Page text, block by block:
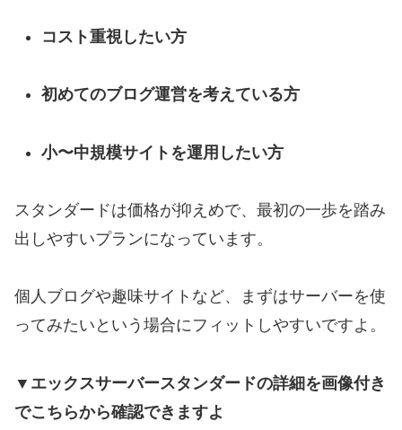
コスト重視したい方
初めてのブログ運営を考えている方
小〜中規模サイトを運用したい方
スタンダードは価格が抑えめで、最初の一歩を踏み
出しやすいプランになっています。
個人ブログや趣味サイトなど、まずはサーバーを使
ってみたいという場合にフィットしやすいですよ。
▼エックスサーバースタンダードの詳細を画像付き
でこちらから確認できますよ